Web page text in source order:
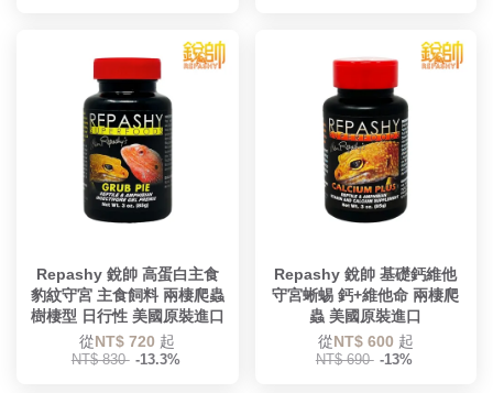
Repashy 銳帥 高蛋白主食
豹紋守宮 主食飼料 兩棲爬蟲
樹棲型 日行性 美國原裝進口
從NT$ 720 起
NT$ 830 -13.3%
Repashy 銳帥 基礎鈣維他
守宮蜥蜴 鈣+維他命 兩棲爬
蟲 美國原裝進口
從NT$ 600 起
NT$ 690 -13%